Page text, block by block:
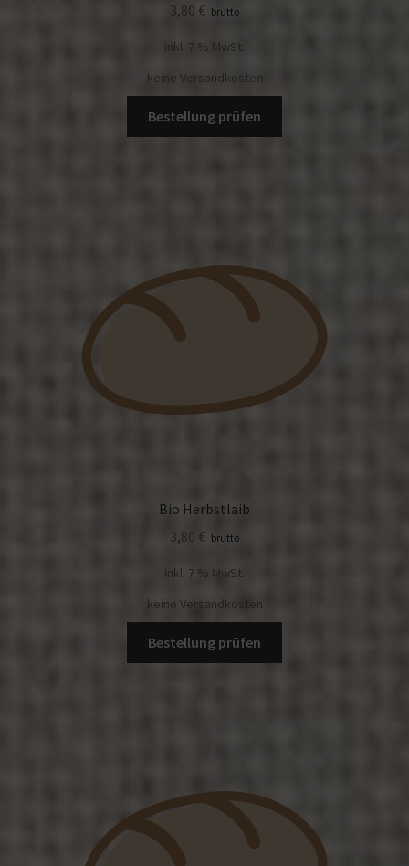
3,80 € brutto
inkl. 7 % MwSt.
keine Versandkosten
Bestellung prüfen
Bio Herbstlaib
3,80 € brutto
inkl. 7 % MwSt.
keine Versandkosten
Bestellung prüfen